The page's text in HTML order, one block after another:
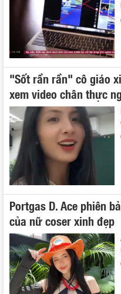
"Sốt rần rần" cô giáo
xem video chân thực
Portgas D. Ace phiên
của nữ coser xinh đẹp